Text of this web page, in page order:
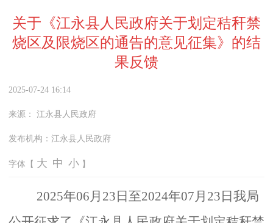
关于《江永县人民政府关于划定秸秆禁
烧区及限烧区的通告的意见征集》的结
果反馈
2025-07-24 16:14
来源： 江永县人民政府
发布机构： 江永县人民政府
字体【 大 中 小 】
2025年06月23 日 至2024年07月23 日 我局